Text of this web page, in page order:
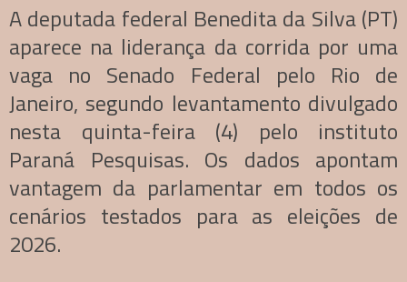
A deputada federal Benedita da Silva (PT)
aparece na liderança da corrida por uma
vaga no Senado Federal pelo Rio de
Janeiro, segundo levantamento divulgado
nesta quinta-feira (4) pelo instituto
Paraná Pesquisas. Os dados apontam
vantagem da parlamentar em todos os
cenários testados para as eleições de
2026.